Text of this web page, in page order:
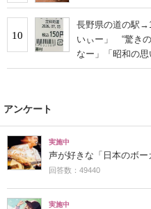
10
長野県の道の駅
いぃー」 “驚き
なー」「昭和の思
アンケート
実施中
声が好きな「日本のボー
回答数：49440
実施中